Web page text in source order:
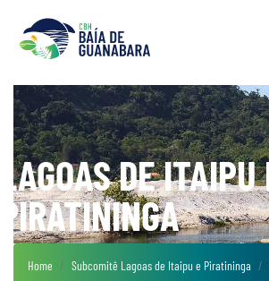
LAGOAS DE ITAIPU
PIRATININGA
Home Subcomitê Lagoas de Itaipu e Piratininga